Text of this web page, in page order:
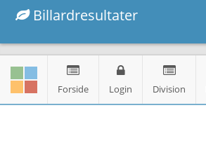
Billardresultater
Forside Login Division